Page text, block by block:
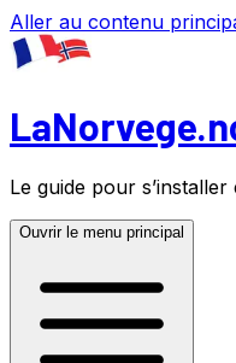
Aller au contenu
Le guide pour
Ouvrir le menu principal